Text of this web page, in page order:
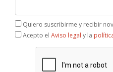
Quiero suscribirme y recibir
Acepto el Aviso legal y la